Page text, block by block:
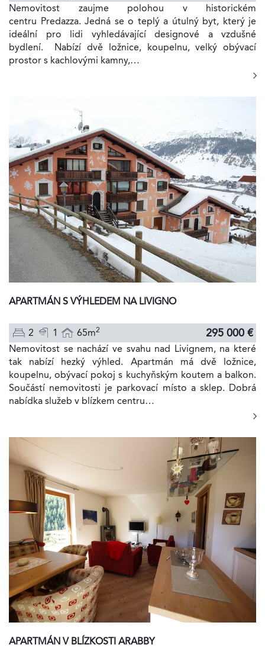
Nemovitost zaujme polohou v historickém
centru Predazza. Jedná se o teplý a útulný byt, který je
ideální pro lidi vyhledávající designové a vzdušné
bydlení. Nabízí dvě ložnice, koupelnu, velký obývací
prostor s kachlovými kamny,…
APARTMÁN S VÝHLEDEM NA LIVIGNO
2 1 65m2 295 000 €
Nemovitost se nachází ve svahu nad Livignem, na které
tak nabízí hezký výhled. Apartmán má dvě ložnice,
koupelnu, obývací pokoj s kuchyňským koutem a balkon.
Součástí nemovitosti je parkovací místo a sklep. Dobrá
nabídka služeb v blízkem centru…
APARTMÁN V BLÍZKOSTI ARABBY